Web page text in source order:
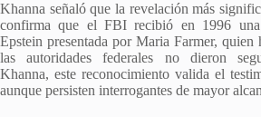
Khanna señaló que la revelación más
confirma que el FBI recibió en 1996 una
Epstein presentada por Maria Farmer, quien
las autoridades federales no dieron
Khanna, este reconocimiento valida el
aunque persisten interrogantes de mayor